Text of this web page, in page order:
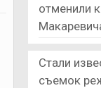
отменили
Стали
съемок